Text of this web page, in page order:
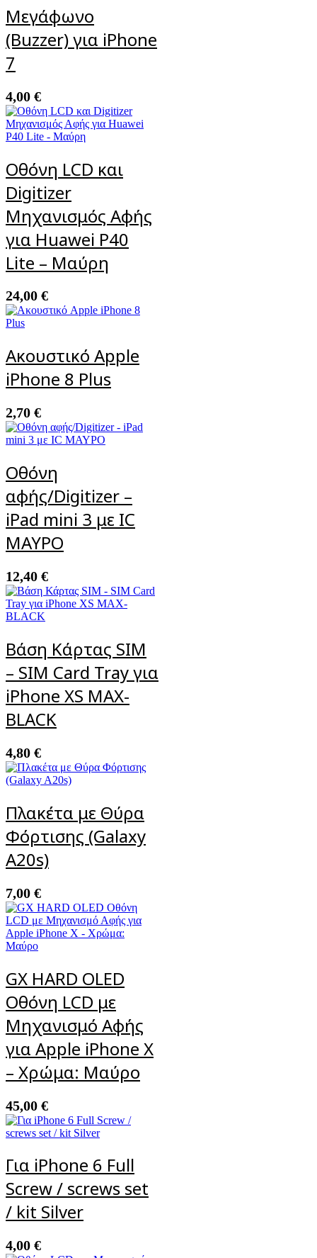
Μεγάφωνο
(Buzzer) για iPhone
7
4,00 €
Οθόνη LCD και
Digitizer
Μηχανισμός Αφής
για Huawei P40
Lite – Μαύρη
24,00 €
Ακουστικό Apple
iPhone 8 Plus
2,70 €
Οθόνη
αφής/Digitizer –
iPad mini 3 με IC
ΜΑΥΡΟ
12,40 €
Βάση Κάρτας SIM
– SIM Card Tray για
iPhone XS MAX-
BLACK
4,80 €
Πλακέτα με Θύρα
Φόρτισης (Galaxy
A20s)
7,00 €
GX HARD OLED
Οθόνη LCD με
Μηχανισμό Αφής
για Apple iPhone X
– Χρώμα: Μαύρο
45,00 €
Για iPhone 6 Full
Screw / screws set
/ kit Silver
4,00 €